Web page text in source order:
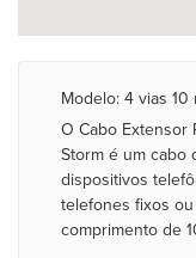
Modelo: 4 vias 10
O Cabo Extensor
Storm é um cabo
dispositivos
telefones fixos
comprimento de